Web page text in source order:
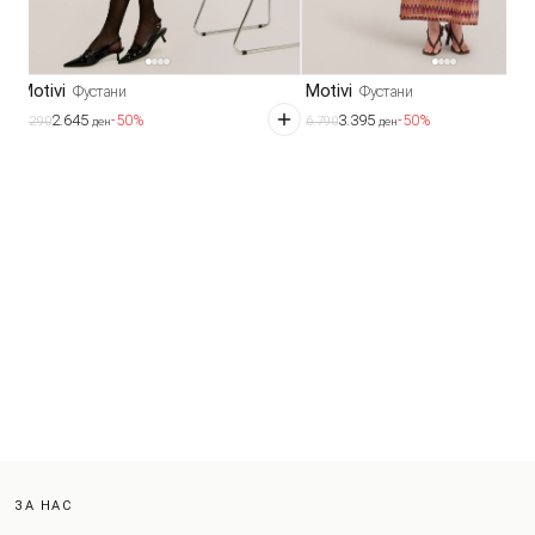
Motivi Фустани
5.2902.645 ден-50%
Motivi Фустани
6.7903.395 ден-50%
ЗА НАС